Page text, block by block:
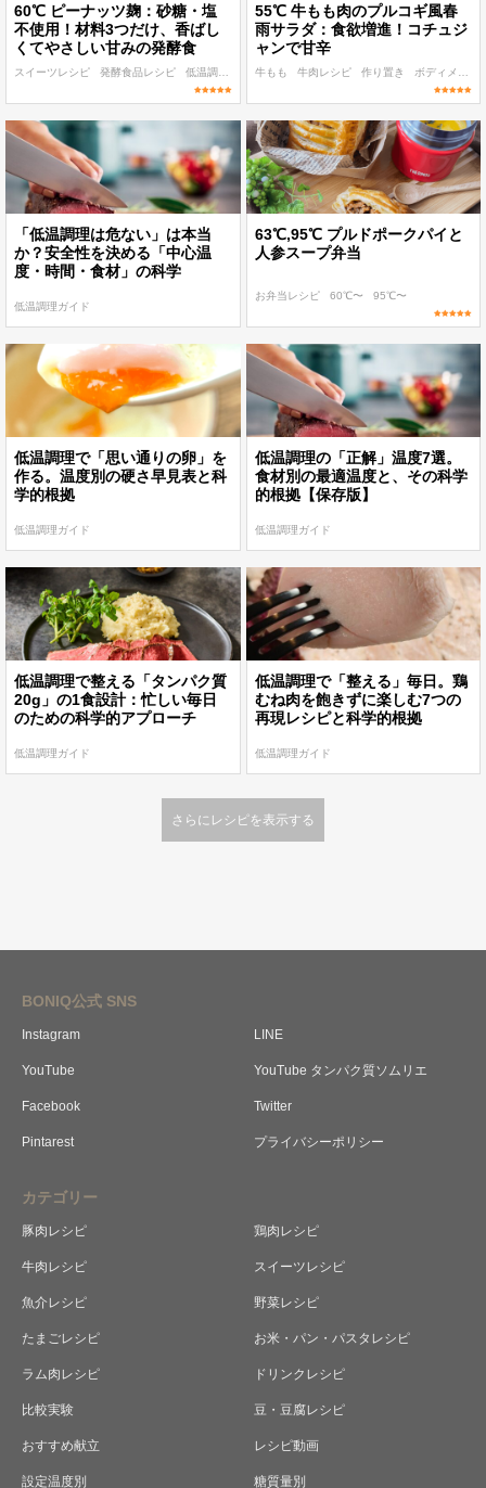
60℃ ピーナッツ麹：砂糖・塩
不使用！材料3つだけ、香ばし
くてやさしい甘みの発酵食
スイーツレシピ 発酵食品レシピ 低温調理 麹・発酵食レシピ 60℃〜 作り置き
55℃ 牛もも肉のプルコギ風春
雨サラダ：食欲増進！コチュジ
ャンで甘辛
牛もも 牛肉レシピ 作り置き ボディメイク
「低温調理は危ない」は本当
か？安全性を決める「中心温
度・時間・食材」の科学
低温調理ガイド
63℃,95℃ プルドポークパイと
人参スープ弁当
お弁当レシピ 60℃〜 95℃〜
低温調理で「思い通りの卵」を
作る。温度別の硬さ早見表と科
学的根拠
低温調理ガイド
低温調理の「正解」温度7選。
食材別の最適温度と、その科学
的根拠【保存版】
低温調理ガイド
低温調理で整える「タンパク質
20g」の1食設計：忙しい毎日
のための科学的アプローチ
低温調理ガイド
低温調理で「整える」毎日。鶏
むね肉を飽きずに楽しむ7つの
再現レシピと科学的根拠
低温調理ガイド
さらにレシピを表示する
BONIQ公式 SNS
Instagram LINE
YouTube YouTube タンパク質ソムリエ
Facebook Twitter
Pintarest プライバシーポリシー
カテゴリー
豚肉レシピ 鶏肉レシピ
牛肉レシピ スイーツレシピ
魚介レシピ 野菜レシピ
たまごレシピ お米・パン・パスタレシピ
ラム肉レシピ ドリンクレシピ
比較実験 豆・豆腐レシピ
おすすめ献立 レシピ動画
設定温度別 糖質量別